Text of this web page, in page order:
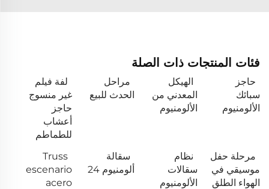
فئات المنتجات ذات الصلة
حاجز
سبائك
الألومنيوم
الهيكل
المعدني من
الألومنيوم
مراحل
الحدث للبيع
لفة فيلم
غير منسوج
حاجز
أعشاب
للطماطم
مرحلة حفل
موسيقي في
الهواء الطلق
نظام
سقالات
الألومنيوم
سقالة
ألومنيوم 24
Truss
escenario
acero